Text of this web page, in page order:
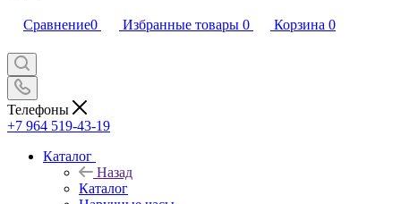
Сравнение0 Избранные товары 0 Корзина 0
Телефоны
+7 964 519-43-19
Каталог
Назад
Каталог